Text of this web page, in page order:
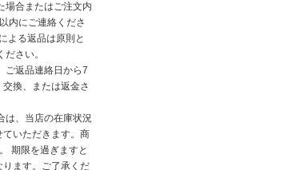
場合またはご注文内
内にご連絡くださ
よる返品は原則と
さい。
ご返品連絡日から7
換、または返金さ
は、当店の在庫状況
いただきます。商
期限を過ぎますと
ます。ご了承くだ